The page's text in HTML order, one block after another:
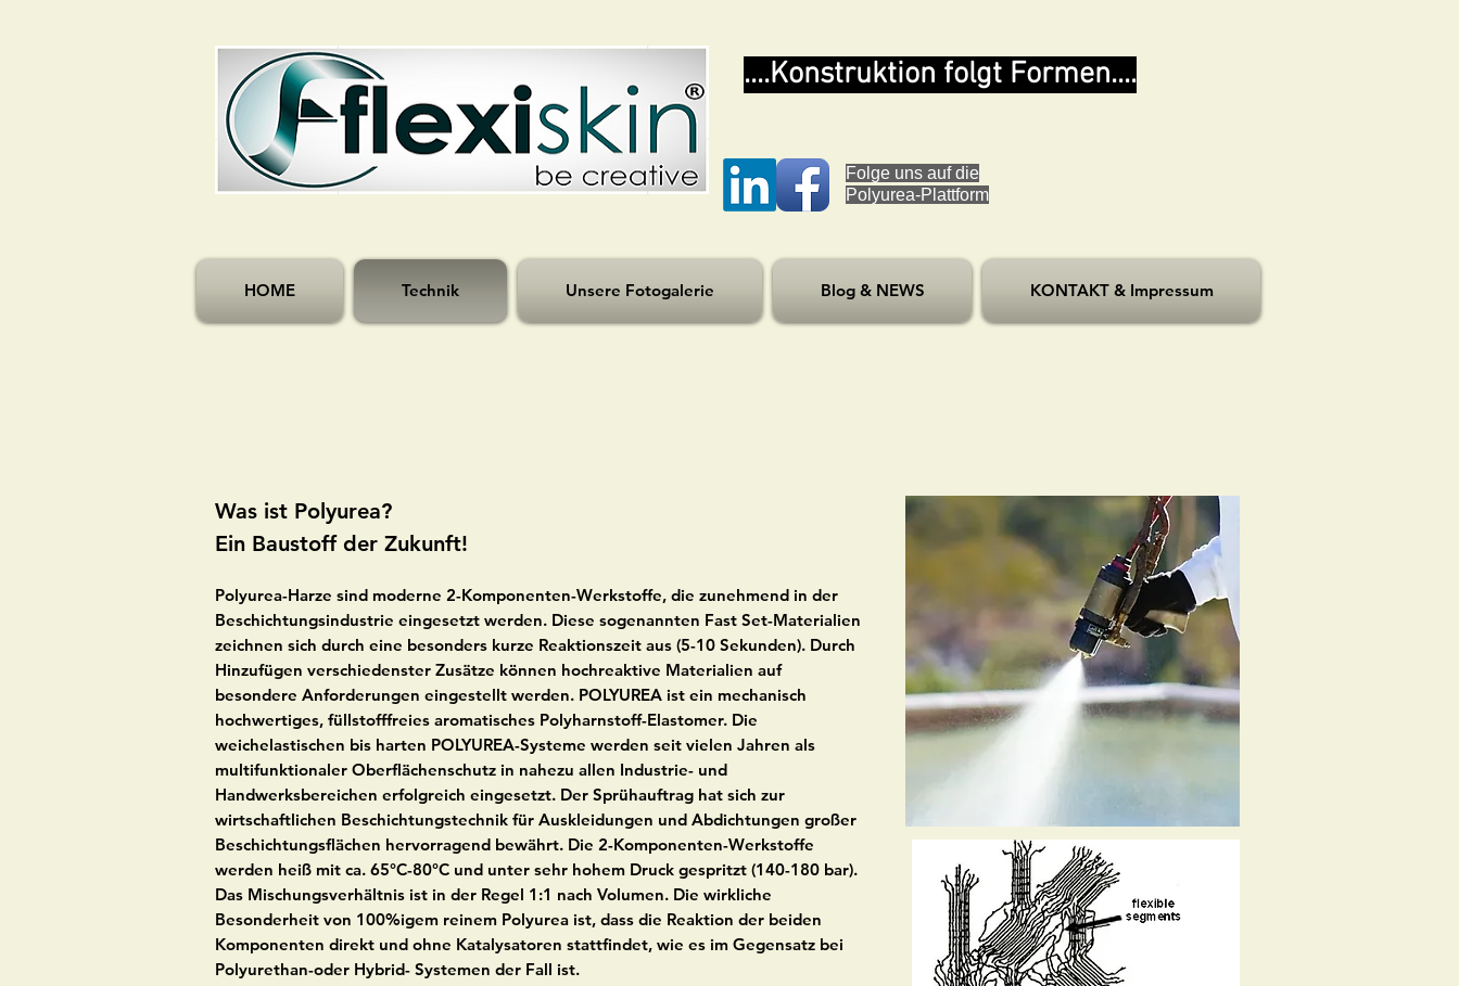
....Konstruktion folgt Formen....
HOME Technik Unsere Fotogalerie Blog & NEWS KONTAKT & Impressum
Was ist Polyurea?
Ein Baustoff der Zukunft!
Polyurea-Harze sind moderne 2-Komponenten-Werkstoffe, die zunehmend in der
Beschichtungsindustrie eingesetzt werden. Diese sogenannten Fast Set-Materialien
zeichnen sich durch eine besonders kurze Reaktionszeit aus (5-10 Sekunden). Durch
Hinzufügen verschiedenster Zusätze können hochreaktive Materialien auf
besondere Anforderungen eingestellt werden. POLYUREA ist ein mechanisch
hochwertiges, füllstofffreies aromatisches Polyharnstoff-Elastomer. Die
weichelastischen bis harten POLYUREA-Systeme werden seit vielen Jahren als
multifunktionaler Oberflächenschutz in nahezu allen Industrie- und
Handwerksbereichen erfolgreich eingesetzt. Der Sprühauftrag hat sich zur
wirtschaftlichen Beschichtungstechnik für Auskleidungen und Abdichtungen großer
Beschichtungsflächen hervorragend bewährt. Die 2-Komponenten-Werkstoffe
werden heiß mit ca. 65°C-80°C und unter sehr hohem Druck gespritzt (140-180 bar).
Das Mischungsverhältnis ist in der Regel 1:1 nach Volumen. Die wirkliche
Besonderheit von 100%igem reinem Polyurea ist, dass die Reaktion der beiden
Komponenten direkt und ohne Katalysatoren stattfindet, wie es im Gegensatz bei
Polyurethan-oder Hybrid- Systemen der Fall ist.
Folge uns auf die
Polyurea-Plattform